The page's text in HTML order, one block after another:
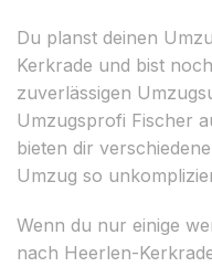
Du planst deinen
Kerkrade und bist
zuverlässigen
Umzugsprofi Fischer
bieten dir
Umzug so
Wenn du nur einige
nach Heerlen-